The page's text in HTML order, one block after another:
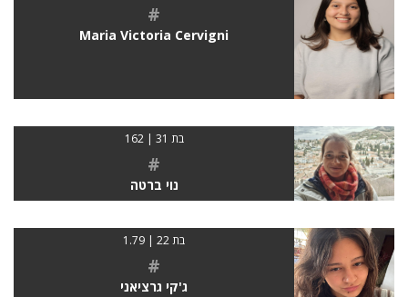
#
Maria Victoria Cervigni
בת 31 | 162
#
נוי ברטה
בת 22 | 1.79
#
ג'קי גרציאני